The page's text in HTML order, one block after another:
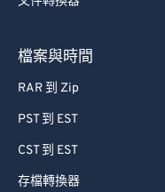
檔案與時間
RAR 到 Zip
PST 到 EST
CST 到 EST
存檔轉換器